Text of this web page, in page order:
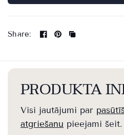
Share:
PRODUKTA
Visi jautājumi par
atgriešanu pieejami šeit.